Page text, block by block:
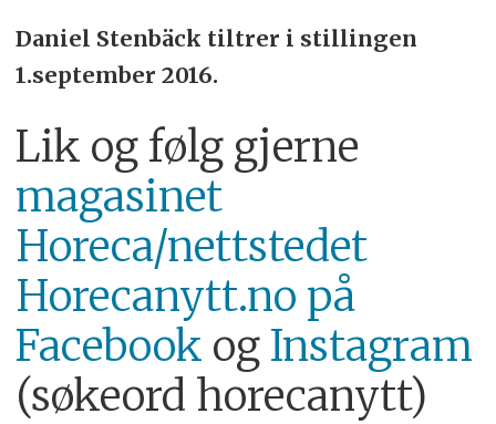
Daniel Stenbäck tiltrer i stillingen
1.september 2016.
Lik og følg gjerne
magasinet
Horeca/nettstedet
Horecanytt.no på
Facebook og Instagram
(søkeord horecanytt)